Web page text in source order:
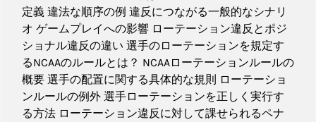
定義 違法な順序の例 違反につながる一般的なシナリ
オ ゲームプレイへの影響 ローテーション違反とポジ
ショナル違反の違い 選手のローテーションを規定す
るNCAAのルールとは？ NCAAローテーションルールの
概要 選手の配置に関する具体的な規則 ローテーショ
ンルールの例外 選手ローテーションを正しく実行す
る方法 ローテーション違反に対して課せられるペナ